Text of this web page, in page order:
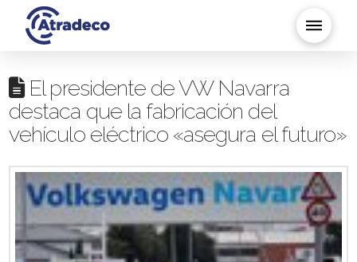
El presidente de VW Navarra
destaca que la fabricación del
vehículo eléctrico «asegura el futuro»